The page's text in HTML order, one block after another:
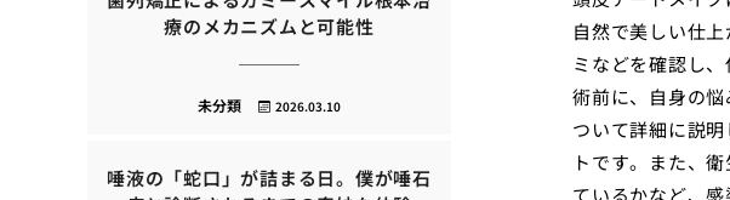
自然で美しい仕
ミなどを確認し
術前に、自身の
ついて詳細に説
トです。また、
ているかなど、
療のメカニズムと可能性
2026.03.10
未分類
唾液の「蛇口」が詰まる日。僕が唾石